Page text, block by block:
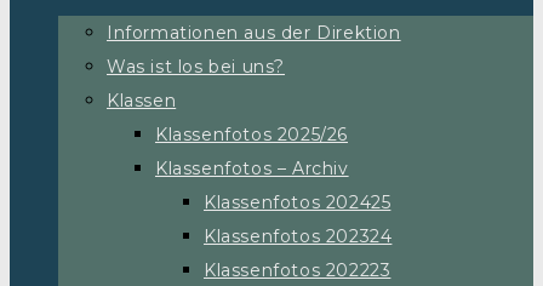
Informationen aus der Direktion
Was ist los bei uns?
Klassen
Klassenfotos 2025/26
Klassenfotos – Archiv
Klassenfotos 202425
Klassenfotos 202324
Klassenfotos 202223